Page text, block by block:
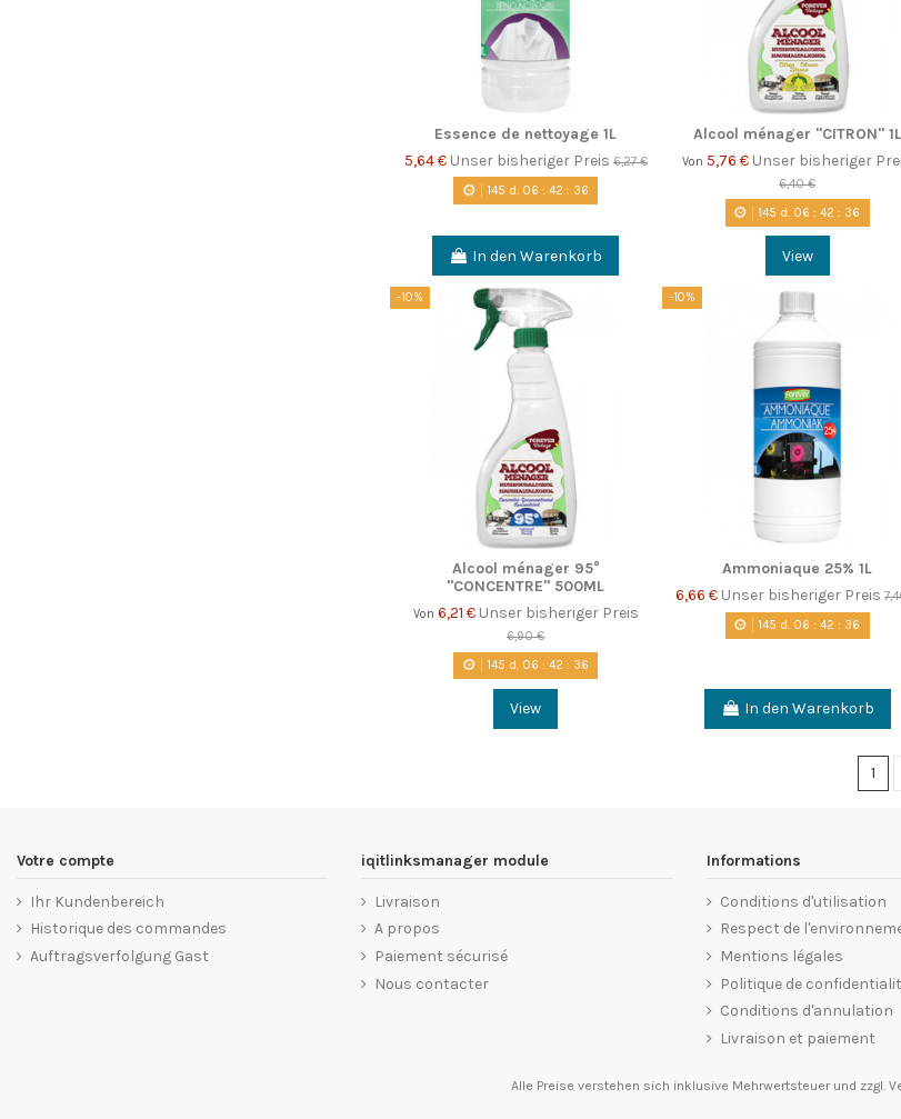
Essence de nettoyage 1L
5,64 € Unser bisheriger Preis6,27 €
145 d. 06 : 42 : 35
In den Warenkorb
Alcool ménager "CITRON" 1L
Von 5,76 € Unser bisheriger
6,40 €
145 d. 06 :42 : 35
View
-10%
Alcool ménager 95°
"CONCENTRE" 500ML
Von 6,21 € Unser bisheriger Preis
6,90 €
145 d. 06 : 42 : 35
View
-10%
Ammoniaque 25% 1L
6,66 € Unser bisheriger Preis
145 d. 06 :42 : 35
In den Warenkorb
1
Votre compte
Ihr Kundenbereich
Historique des commandes
Auftragsverfolgung Gast
iqitlinksmanager module
Livraison
A propos
Paiement sécurisé
Nous contacter
Informations
Conditions d'utilisation
Respect de
Mentions légales
Politique de
Conditions d'annulation
Livraison et paiement
Alle Preise verstehen sich inklusive Mehrwertsteuer und zzgl.